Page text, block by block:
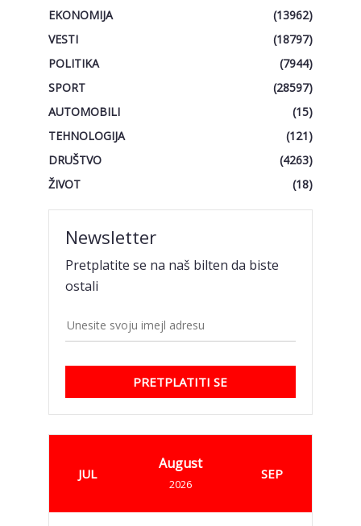
EKONOMIJA
(13962)
VESTI
(18797)
POLITIKA
(7944)
SPORT
(28597)
AUTOMOBILI
(15)
TEHNOLOGIJA
(121)
DRUŠTVO
(4263)
ŽIVOT
(18)
Newsletter
Pretplatite se na naš bilten da biste
ostali
PRETPLATITI SE
JUL
August
2026
SEP